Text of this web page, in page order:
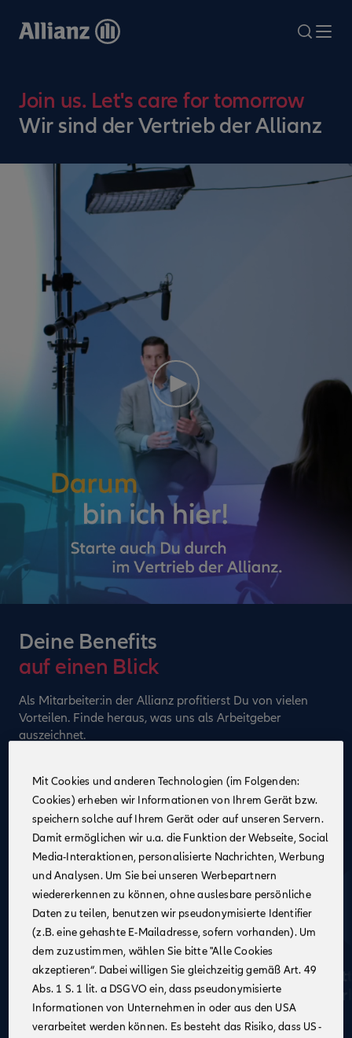
zum
search
Join us. Let's care for tomorrow
Wir sind der Vertrieb der Allianz
Deine Benefits
auf einen Blick
Als Mitarbeiter:in der Allianz profitierst Du von vielen
Vorteilen. Finde heraus, was uns als Arbeitgeber
auszeichnet.
Darum Allianz
Attraktive
Verdienstmöglichkeiten
Mit Cookies und anderen Technologien (im Folgenden:
Cookies) erheben wir Informationen von Ihrem Gerät bzw.
speichern solche auf Ihrem Gerät oder auf unseren Servern.
Damit ermöglichen wir u.a. die Funktion der Webseite, Social
Media-Interaktionen, personalisierte Nachrichten, Werbung
und Analysen. Um Sie bei unseren Werbepartnern
wiedererkennen zu können, ohne auslesbare persönliche
Daten zu teilen, benutzen wir pseudonymisierte Identifier
(z.B. eine gehashte E-Mailadresse, sofern vorhanden). Um
dem zuzustimmen, wählen Sie bitte "Alle Cookies
akzeptieren“. Dabei willigen Sie gleichzeitig gemäß Art. 49
Abs. 1 S. 1 lit. a DSGVO ein, dass pseudonymisierte
Informationen von Unternehmen in oder aus den USA
verarbeitet werden können. Es besteht das Risiko, dass US-